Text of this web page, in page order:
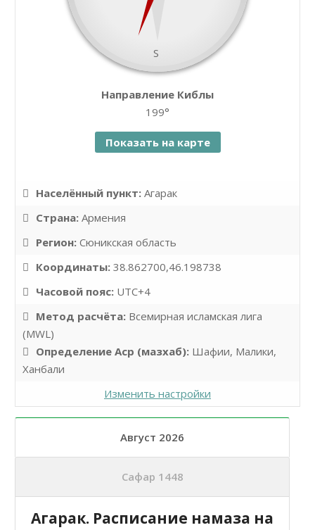
S
Направление Киблы
199°
Показать на карте
Leaflet| ©OpenStreetMap
Населённый пункт: Агарак
Страна: Армения
Регион: Сюникская область
Координаты: 38.862700,46.198738
Часовой пояс: UTC+4
Метод расчёта: Всемирная исламская лига
(MWL)
Определение Аср (мазхаб): Шафии, Малики,
Ханбали
Изменить настройки
Август 2026
Сафар 1448
Агарак. Расписание намаза на